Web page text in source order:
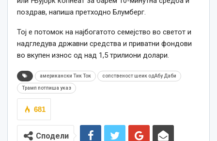
поздрав, напиша претходно Блумберг.
Тој е потомок на најбогатото семејство во светот и
надгледува државни средства и приватни фондови
во вкупен износ од над 1,5 трилиони долари.
американски Тик Ток сопственост шеик одАбу Даби
Трамп потпиша указ
681
Сподели